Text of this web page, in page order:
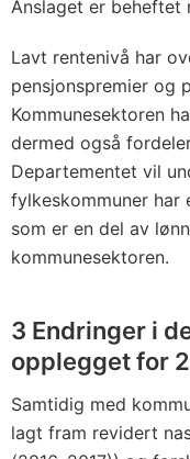
Anslaget er beheftet
Lavt rentenivå har
pensjonspremier og
Kommunesektoren
dermed også
Departementet vil
fylkeskommuner har
som er en del av
kommunesektoren.
3 Endringer i
opplegget for
Samtidig med
lagt fram revidert